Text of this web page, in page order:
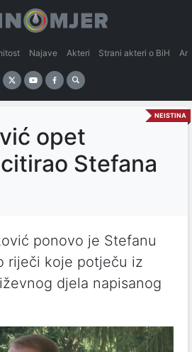
Najave Akteri Strani akteri o BiH
NEISTINA
opet
Stefana
ponovo je Stefanu
riječi koje potječu iz
djela napisanog